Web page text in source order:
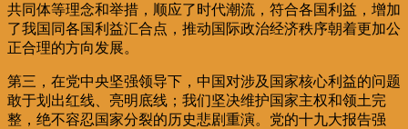
共同体等理念和举措，顺应了时代潮流，符合各国利益，增加
了我国同各国利益汇合点，推动国际政治经济秩序朝着更加公
正合理的方向发展。
第三，在党中央坚强领导下，中国对涉及国家核心利益的问题
敢于划出红线、亮明底线；我们坚决维护国家主权和领土完
整，绝不容忍国家分裂的历史悲剧重演。党的十九大报告强